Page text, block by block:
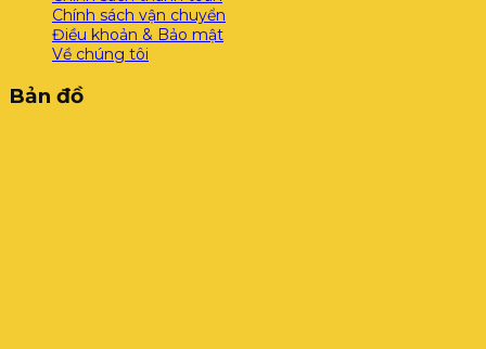
Chính sách vận chuyển
Điều khoản & Bảo mật
Về chúng tôi
Bản đồ